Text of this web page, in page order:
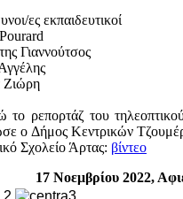
ες εκπαιδευτικοί
Γιαννούτσος
Ζιώρη
το ρεπορτάζ του
ο Δήμος Κεντρικών
Σχολείο Άρτας: βίντεο
17 Νοεμβρίου 2022,